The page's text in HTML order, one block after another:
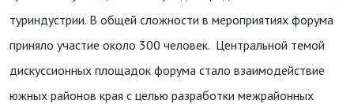
туриндустрии. В общей сложности в мероприятиях форума
приняло участие около 300 человек. Центральной темой
дискуссионных площадок форума стало взаимодействие
южных районов края с целью разработки межрайонных